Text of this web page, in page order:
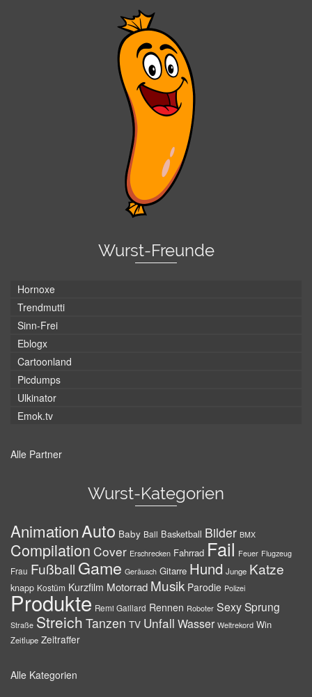
Wurst-Freunde
Hornoxe
Trendmutti
Sinn-Frei
Eblogx
Cartoonland
Picdumps
Ulkinator
Emok.tv
Alle Partner
Wurst-Kategorien
AnimationAuto Baby Ball Basketball Bilder BMX
Compilation Cover Erschrecken Fahrrad Fail Feuer Flugzeug
Frau Fußball Game Geräusch Gitarre Hund Junge Katze
knapp Kostüm Kurzfilm Motorrad Musik Parodie Polizei
Produkte Remi Gaillard Rennen Roboter SexySprung
Straße Streich Tanzen TV Unfall Wasser Weltrekord Win
Zeitlupe Zeitraffer
Alle Kategorien